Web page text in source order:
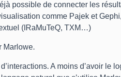
possible de connecter les
comme Pajek et
(IRaMuTeQ, TXM…)
Marlowe.
A moins d’avoir le